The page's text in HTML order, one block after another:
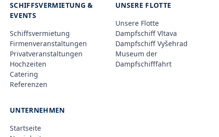
SCHIFFSVERMIETUNG &
EVENTS
Schiffsvermietung
Firmenveranstaltungen
Privatveranstaltungen
Hochzeiten
Catering
Referenzen
UNSERE FLOTTE
Unsere Flotte
Dampfschiff Vltava
Dampfschiff Vyšehrad
Museum der
Dampfschifffahrt
UNTERNEHMEN
Startseite